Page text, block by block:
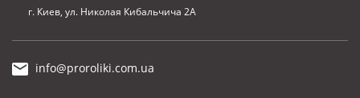
г. Киев, ул. Николая Кибальчича 2А
info@proroliki.com.ua